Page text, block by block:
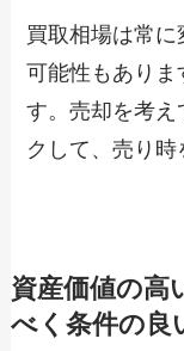
買取相場は常
可能性もありま
す。売却を考え
クして、売り時
資産価値の高
べく条件の良